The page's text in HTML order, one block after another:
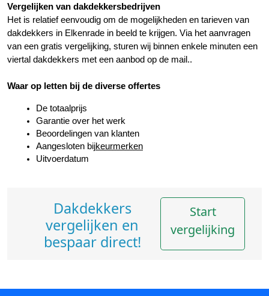
Vergelijken van dakdekkersbedrijven
Het is relatief eenvoudig om de mogelijkheden en tarieven van
dakdekkers in Elkenrade in beeld te krijgen. Via het aanvragen
van een gratis vergelijking, sturen wij binnen enkele minuten een
viertal dakdekkers met een aanbod op de mail..
Waar op letten bij de diverse offertes
De totaalprijs
Garantie over het werk
Beoordelingen van klanten
Aangesloten bijkeurmerken
Uitvoerdatum
Dakdekkers
vergelijken en
bespaar direct!
Start
vergelijking